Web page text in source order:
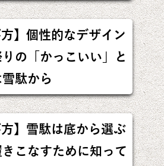
】個性的なデザイン
の「かっこいい」と
雪駄から
】雪駄は底から選ぶ
こなすために知って